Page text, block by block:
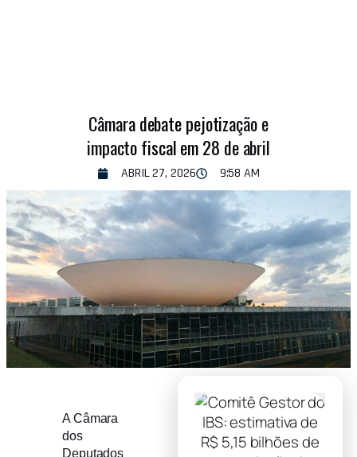
Câmara debate pejotização e
impacto fiscal em 28 de abril
ABRIL 27, 2026 9:58 AM
A Câmara
dos
Deputados